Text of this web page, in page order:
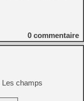
0 commentaire
Les champs